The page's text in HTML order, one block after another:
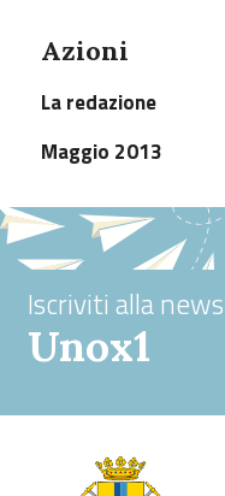
Azioni
La redazione
Maggio 2013
Iscriviti alla
Unox1